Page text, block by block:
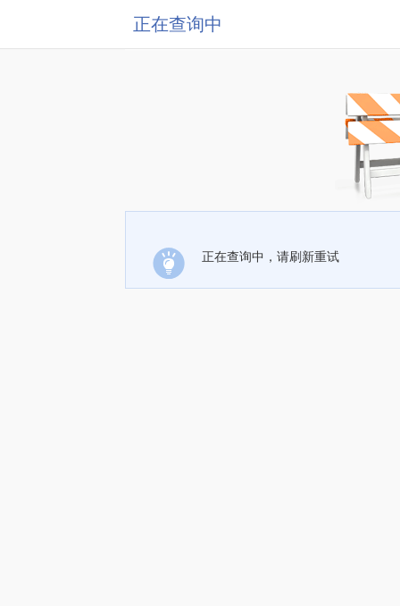
正在查询中
正在查询中，请刷新重试